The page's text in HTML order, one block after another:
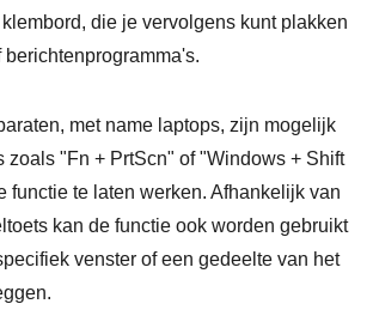
die je vervolgens kunt plakken
berichtenprogramma's.
met name laptops, zijn mogelijk
zoals "Fn + PrtScn" of "Windows + Shift
functie te laten werken. Afhankelijk van
kan de functie ook worden gebruikt
venster of een gedeelte van het